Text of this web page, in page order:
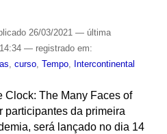
26/03/2021 — última
— registrado em:
, curso, Tempo, Intercontinental
Clock: The Many Faces of
participantes da primeira
será lançado no dia 14